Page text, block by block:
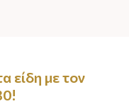
είδη με τον